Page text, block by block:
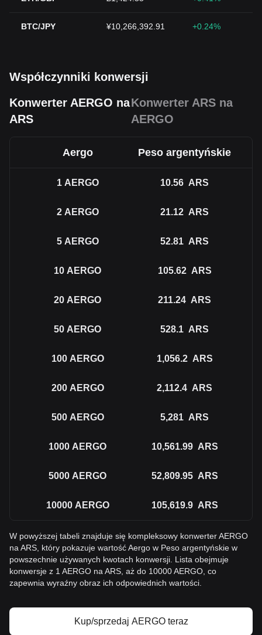
BTC/JPY ¥10,266,392.91 +0.24%
Współczynniki konwersji
Konwerter AERGO na
ARS
Konwerter ARS na
AERGO
Aergo Peso argentyńskie
1 AERGO 10.56 ARS
2 AERGO 21.12 ARS
5 AERGO 52.81 ARS
10 AERGO 105.62 ARS
20 AERGO 211.24 ARS
50 AERGO 528.1 ARS
100 AERGO 1,056.2 ARS
200 AERGO 2,112.4 ARS
500 AERGO 5,281 ARS
1000 AERGO 10,561.99 ARS
5000 AERGO 52,809.95 ARS
10000 AERGO 105,619.9 ARS
W powyższej tabeli znajduje się kompleksowy konwerter AERGO
na ARS, który pokazuje wartość Aergo w Peso argentyńskie w
powszechnie używanych kwotach konwersji. Lista obejmuje
konwersje z 1 AERGO na ARS, aż do 10000 AERGO, co
zapewnia wyraźny obraz ich odpowiednich wartości.
Kup/sprzedaj AERGO teraz